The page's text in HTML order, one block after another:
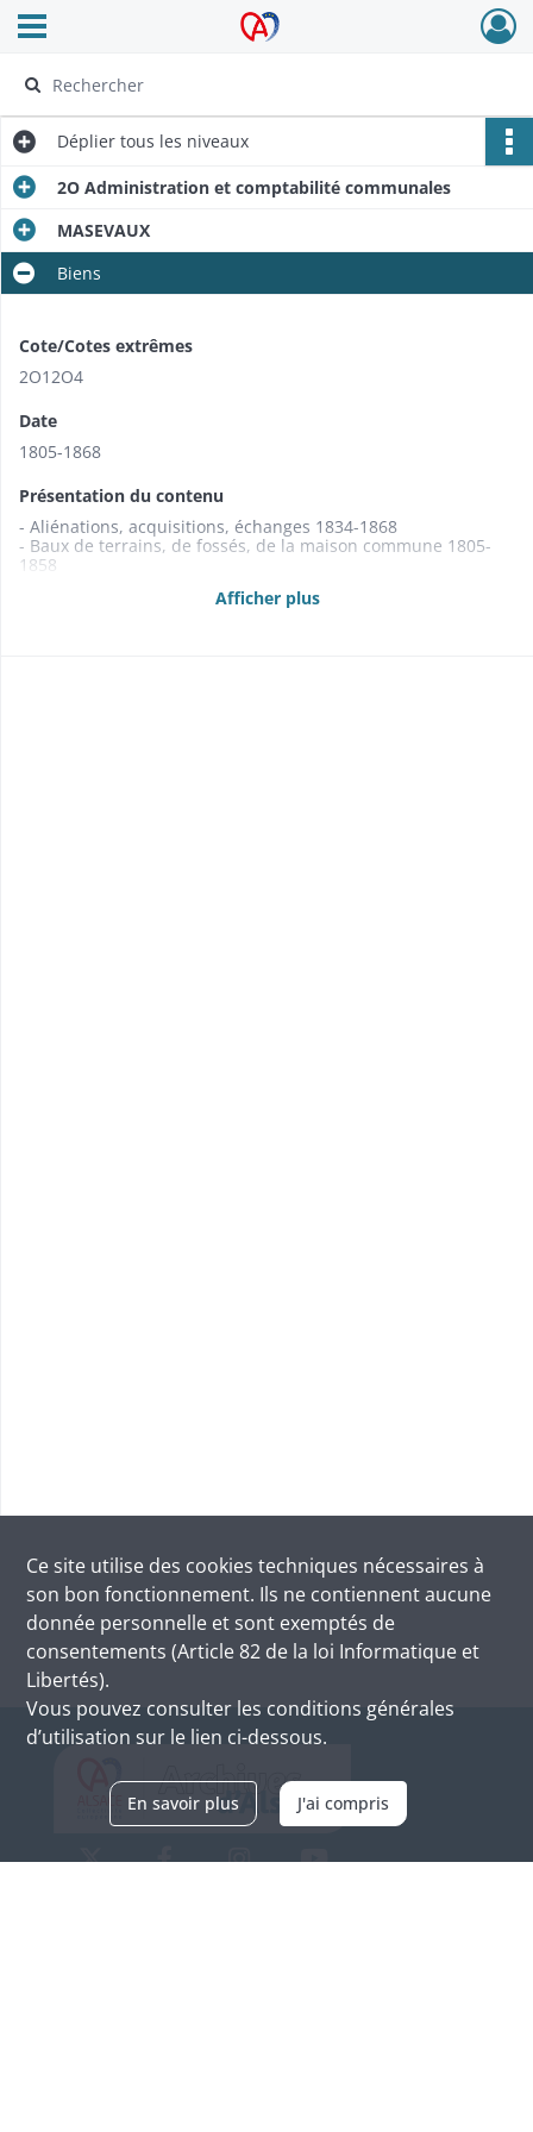
Archives Alsace - Colmar
Ouvrir le menu déroulant
Déplier tous les niveaux
2O Administration et comptabilité communales
MASEVAUX
Biens
Cote/Cotes extrêmes
2O12O4
Date
1805-1868
Présentation du contenu
- Aliénations, acquisitions, échanges 1834-1868
- Baux de terrains, de fossés, de la maison commune 1805-
1858
acquitter les dettes de la construction de l'église: cf. église
Afficher plus
Ce site utilise des cookies techniques nécessaires à
son bon fonctionnement. Ils ne contiennent aucune
donnée personnelle et sont exemptés de
consentements (Article 82 de la loi Informatique et
Libertés).
Vous pouvez consulter les conditions générales
d’utilisation sur le lien ci-dessous.
En savoir plus J'ai compris